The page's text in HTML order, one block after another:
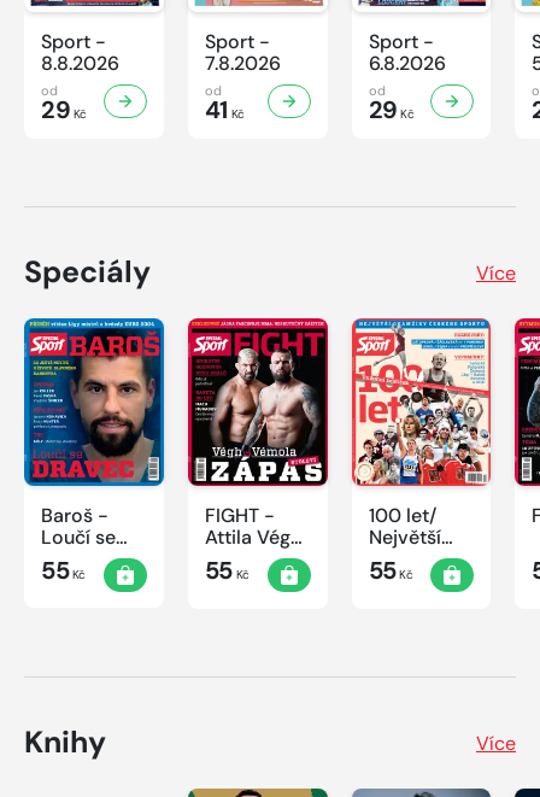
Sport -
8.8.2026
od
29 Kč
Sport -
7.8.2026
od
41 Kč
Sport -
6.8.2026
od
29 Kč
Speciály Více
Baroš -
Loučí se
dravec
55Kč
FIGHT -
Attila Végh
vs. Karlos
Vémola
55Kč
100 let/
Největší
okamžiky
českého
55Kč
Knihy Více